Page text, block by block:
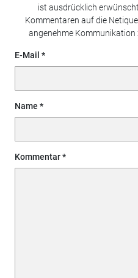
ist ausdrücklich
Kommentaren auf die
angenehme Kommunikation
E-Mail
Name
Kommentar